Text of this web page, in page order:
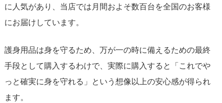
に人気があり、当店では月間およそ数百台を全国のお客様
にお届けしています。
護身用品は身を守るため、万が一の時に備えるための最終
手段として購入するわけで、実際に購入すると「これでや
っと確実に身を守れる」という想像以上の安心感が得られ
ます。